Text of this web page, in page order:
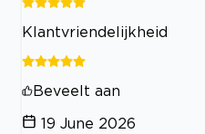
Klantvriendelijkheid
Beveelt aan
19 June 2026